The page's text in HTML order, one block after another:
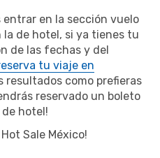
entrar en la sección vuelo
de hotel, si ya tienes tu
de las fechas y del
tu viaje en
resultados como prefieras
reservado un boleto
hotel!
Sale México!